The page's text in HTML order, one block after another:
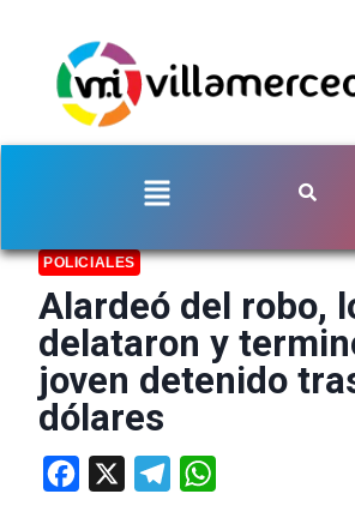
POLICIALES
Alardeó del robo,
delataron y
joven detenido
dólares
Facebook Telegram